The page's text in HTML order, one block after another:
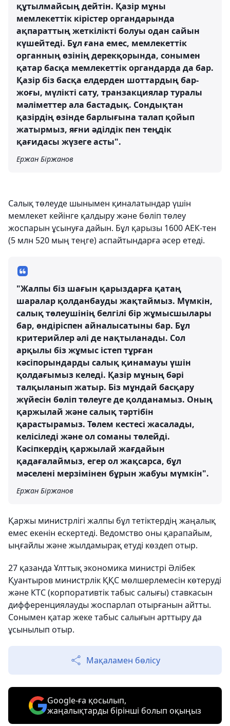
құтылмайсың дейтін. Қазір мұны
мемлекеттік кірістер органдарында
ақпараттың жеткілікті болуы одан сайын
күшейтеді. Бұл ғана емес, мемлекеттік
органның өзінің дерекқорында, сонымен
қатар басқа мемлекеттік органдарда да бар.
Қазір біз басқа елдерден шоттардың бар-
жоғы, мүлікті сату, транзакциялар туралы
мәліметтер ала бастадық. Сондықтан
қазірдің өзінде барлығына талап қойып
жатырмыз, яғни әділдік пен теңдік
қағидасы жүзеге асты".
Ержан Біржанов
Салық төлеуде шынымен қиналатындар үшін
мемлекет кейінге қалдыру және бөліп төлеу
жоспарын ұсынуға дайын. Бұл қарызы 1600 АЕК-тен
(5 млн 520 мың теңге) аспайтындарға әсер етеді.
"Жалпы біз шағын қарыздарға қатаң
шаралар қолданбауды жақтаймыз. Мүмкін,
салық төлеушінің белгілі бір жұмысшылары
бар, өндіріспен айналысатыны бар. Бұл
критерийлер әлі де нақтыланады. Сол
арқылы біз жұмыс істеп тұрған
кәсіпорындарды салық қинамауы үшін
қолдағымыз келеді. Қазір мұның бәрі
талқыланып жатыр. Біз мұндай басқару
жүйесін бөліп төлеуге де қолданамыз. Оның
қаржылай және салық тәртібін
қарастырамыз. Төлем кестесі жасалады,
келісіледі және ол соманы төлейді.
Кәсіпкердің қаржылай жағдайын
қадағалаймыз, егер ол жақсарса, бұл
мәселені мерзімінен бұрын жабуы мүмкін".
Ержан Біржанов
Қаржы министрлігі жалпы бұл тетіктердің жаңалық
емес екенін ескертеді. Ведомство оны қарапайым,
ыңғайлы және жылдамырақ етуді көздеп отыр.
27 қазанда Ұлттық экономика министрі Әлібек
Қуантыров министрлік ҚҚС мөлшерлемесін көтеруді
және КТС (корпоративтік табыс салығы) ставкасын
дифференциялауды жоспарлап отырғанын айтты.
Сонымен қатар жеке табыс салығын арттыру да
ұсынылып отыр.
Мақаламен бөлісу
Google-ға қосылып,
жаңалықтарды бірінші болып оқыңыз